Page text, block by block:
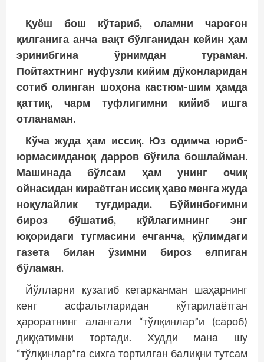
Қуёш бош кўтариб, оламни чароғон
қилганига анча вақт бўлганидан кейин ҳам
эринибгина ўрнимдан тураман.
Пойтахтнинг нуфузли кийим дўконларидан
сотиб олинган шоҳона кас­тюм-шим ҳамда
қаттиқ, чарм туфлигимни кийиб ишга
отланаман.
Кўча жуда ҳам иссиқ. Юз одимча юриб-
юрмасимданоқ дарров бўғила бош­лайман.
Машинада бўлсам ҳам унинг очиқ
ойнасидан кираётган иссиқ ҳаво менга жуда
ноқулайлик туғдиради. Бў­йинбоғимни
бироз бўшатиб, кўйлагимнинг энг
юқоридаги тугмасини ечганча, қўлимдаги
газета билан ўзимни бироз елпиган
бўламан.
Йўлларни кузатиб кетарканман шаҳарнинг
кенг асфальтларидан кўтарилаётган
ҳароратнинг алангали “тўлқинлар”и (сароб)
диққатимни тортади. Худди мана шу
“тўлқинлар”га сихга тортилган балиқни тутсам